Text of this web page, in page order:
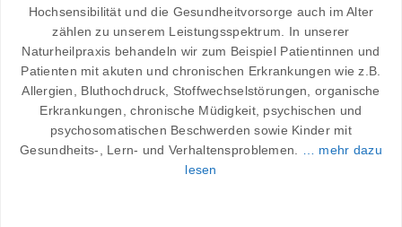
Hochsensibilität und die Gesundheitvorsorge auch im Alter
zählen zu unserem Leistungsspektrum. In unserer
Naturheilpraxis behandeln wir zum Beispiel Patientinnen und
Patienten mit akuten und chronischen Erkrankungen wie z.B.
Allergien, Bluthochdruck, Stoffwechselstörungen, organische
Erkrankungen, chronische Müdigkeit, psychischen und
psychosomatischen Beschwerden sowie Kinder mit
Gesundheits-, Lern- und Verhaltensproblemen.
… mehr dazu
lesen